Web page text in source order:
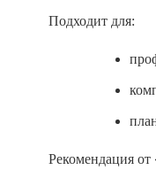
Подходит для:
Рекомендация